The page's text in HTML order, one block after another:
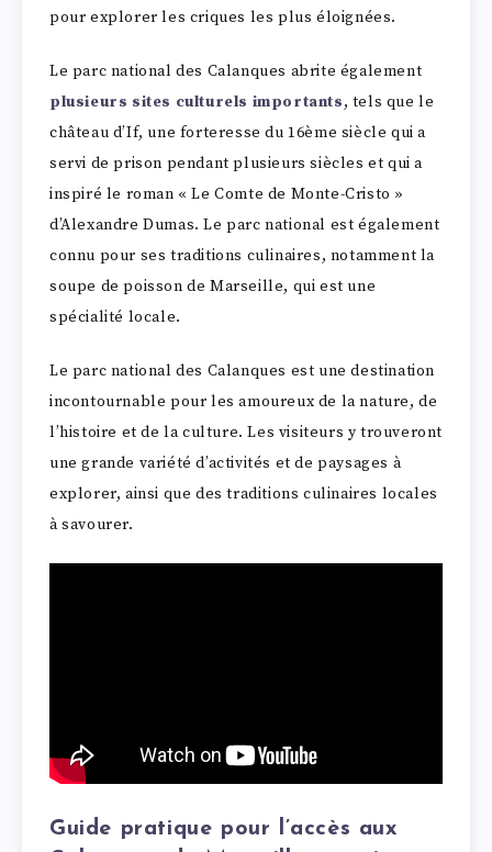
pour explorer les criques les plus éloignées.
Le parc national des Calanques abrite également
plusieurs sites culturels importants, tels que le
château d’If, une forteresse du 16ème siècle qui a
servi de prison pendant plusieurs siècles et qui a
inspiré le roman « Le Comte de Monte-Cristo »
d’Alexandre Dumas. Le parc national est également
connu pour ses traditions culinaires, notamment la
soupe de poisson de Marseille, qui est une
spécialité locale.
Le parc national des Calanques est une destination
incontournable pour les amoureux de la nature, de
l’histoire et de la culture. Les visiteurs y trouveront
une grande variété d’activités et de paysages à
explorer, ainsi que des traditions culinaires locales
à savourer.
Guide pratique pour l’accès aux